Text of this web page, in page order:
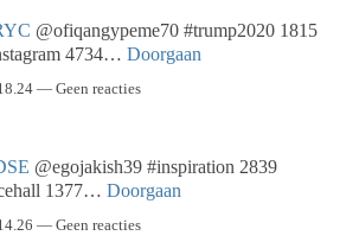
@ofiqangypeme70 #trump2020 1815
4734… Doorgaan
— Geen reacties
@egojakish39 #inspiration 2839
1377… Doorgaan
— Geen reacties